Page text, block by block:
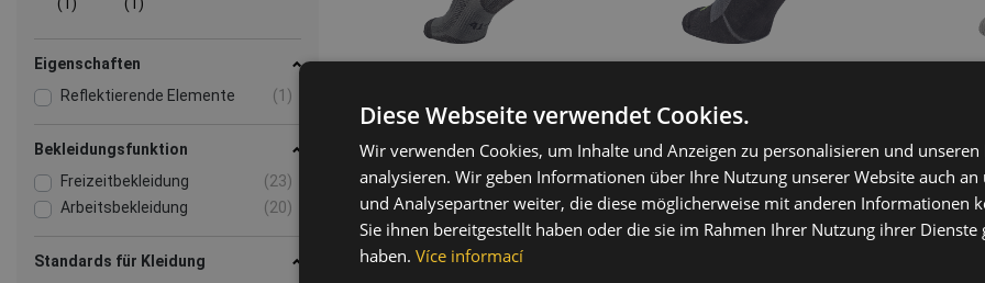
Eigenschaften
Reflektierende Elemente
(1)
Bekleidungsfunktion
Freizeitbekleidung
(23)
Arbeitsbekleidung
(20)
Standards für Kleidung
KATEA socks
03160037
KAUS socks
03160062
Diese Webseite verwendet Cookies.
Wir verwenden Cookies, um Inhalte und Anzeigen zu personalisieren und
analysieren. Wir geben Informationen über Ihre Nutzung unserer Website auch an
und Analysepartner weiter, die diese möglicherweise mit anderen Informationen
Sie ihnen bereitgestellt haben oder die sie im Rahmen Ihrer Nutzung ihrer Dienste
haben. Více informací